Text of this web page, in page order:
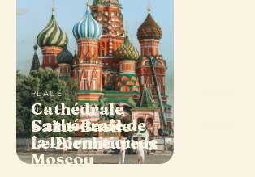
PLACE
Cathédrale
Saint-Basile-
Le-Bienheureux
PLACE
Cathédrale de
la Dormition de
Moscou